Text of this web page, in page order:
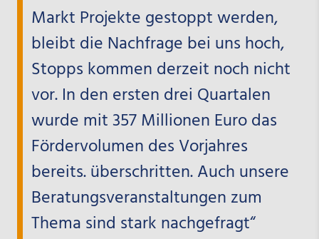
Markt Projekte gestoppt werden,
bleibt die Nachfrage bei uns hoch,
Stopps kommen derzeit noch nicht
vor. In den ersten drei Quartalen
wurde mit 357 Millionen Euro das
Fördervolumen des Vorjahres
bereits. überschritten. Auch unsere
Beratungsveranstaltungen zum
Thema sind stark nachgefragt“